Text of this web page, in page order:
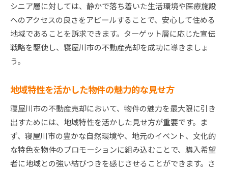
シニア層に対しては、静かで落ち着いた生活環境や医療施設
へのアクセスの良さをアピールすることで、安心して住める
地域であることを訴求できます。ターゲット層に応じた宣伝
戦略を駆使し、寝屋川市の不動産売却を成功に導きましょ
う。
地域特性を活かした物件の魅力的な見せ方
寝屋川市の不動産売却において、物件の魅力を最大限に引き
出すためには、地域特性を活かした見せ方が重要です。ま
ず、寝屋川市の豊かな自然環境や、地元のイベント、文化的
な特色を物件のプロモーションに組み込むことで、購入希望
者に地域との強い結びつきを感じさせることができます。さ